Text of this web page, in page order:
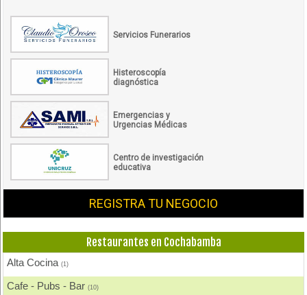
Servicios Funerarios
Histeroscopía
diagnóstica
Emergencias y
Urgencias Médicas
Centro de investigación
educativa
REGISTRA TU NEGOCIO
Restaurantes en Cochabamba
Alta Cocina(1)
Cafe - Pubs - Bar(10)